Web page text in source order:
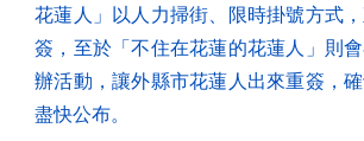
花蓮人」以人力掃街、限時掛號方式
簽，至於「不住在花蓮的花蓮人」則
辦活動，讓外縣市花蓮人出來重簽，
盡快公布。